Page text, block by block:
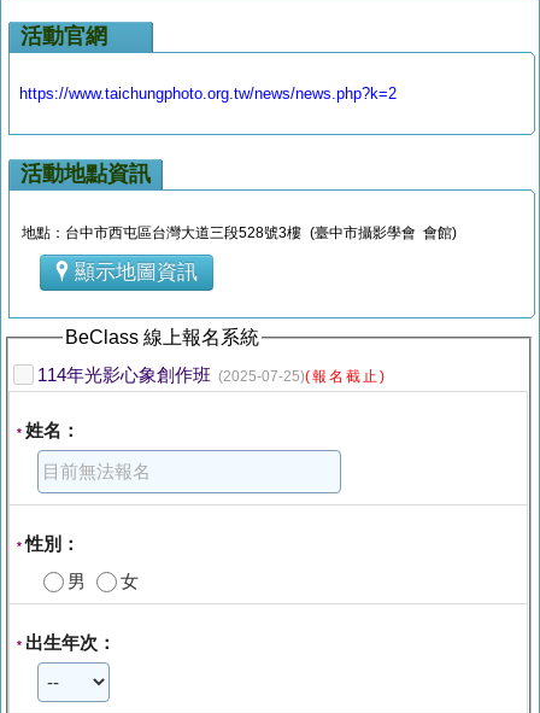
活動官網
https://www.taichungphoto.org.tw/news/news.php?k=2
活動地點資訊
地點：台中市西屯區台灣大道三段528號3樓 (臺中市攝影學會 會館)
顯示地圖資訊
BeClass 線上報名系統
114年光影心象創作班 (2025-07-25)(報名截止)
* 姓名：
*性別：
男
女
* 出生年次：